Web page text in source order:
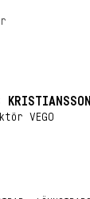
KRISTIANSSON
VEGO